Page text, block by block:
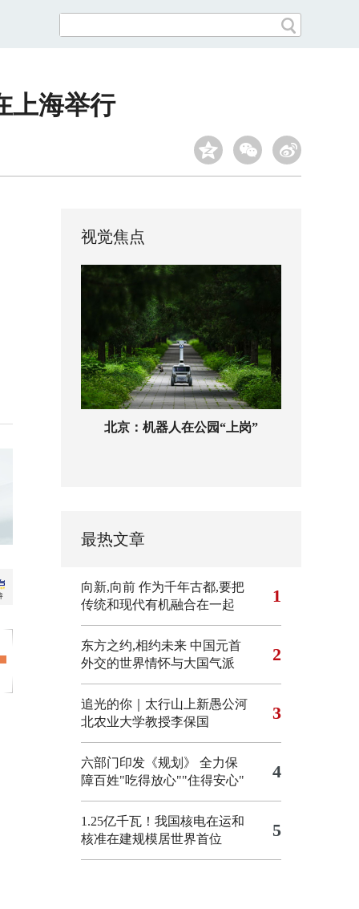
上海举行
视觉焦点
北京：机器人在公园“上岗”
最热文章
向新,向前 作为千年古都,要把
传统和现代有机融合在一起
1
东方之约,相约未来 中国元首
外交的世界情怀与大国气派
2
追光的你｜太行山上新愚公河
北农业大学教授李保国
3
六部门印发《规划》 全力保
障百姓"吃得放心""住得安心"
4
1.25亿千瓦！我国核电在运和
核准在建规模居世界首位
5